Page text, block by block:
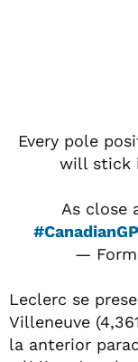
Every pole
will stick
As close
#CanadianGP
—
Leclerc se
Villeneuve
la anterior